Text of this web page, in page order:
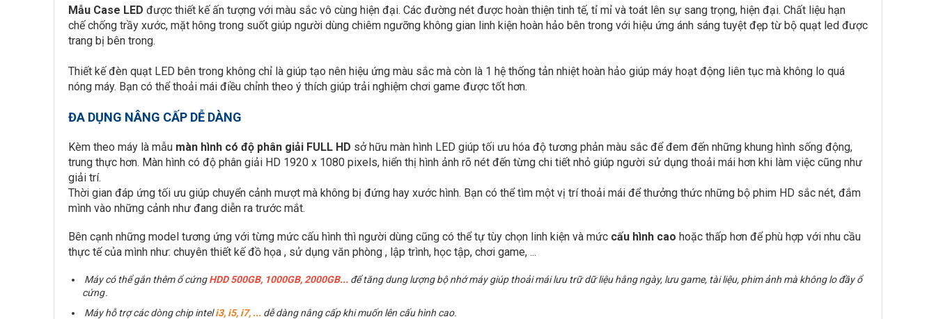
Mẫu Case LED được thiết kế ấn tượng với màu sắc vô cùng hiện đại. Các đường nét được hoàn thiện tinh tế, tỉ mỉ và toát lên sự sang trọng, hiện đại. Chất liệu hạn
chế chống trầy xước, mặt hông trong suốt giúp người dùng chiêm ngưỡng không gian linh kiện hoàn hảo bên trong với hiệu ứng ánh sáng tuyệt đẹp từ bộ quạt led được
trang bị bên trong.
Thiết kế đèn quạt LED bên trong không chỉ là giúp tạo nên hiệu ứng màu sắc mà còn là 1 hệ thống tản nhiệt hoàn hảo giúp máy hoạt động liên tục mà không lo quá
nóng máy. Bạn có thể thoải mái điều chỉnh theo ý thích giúp trải nghiệm chơi game được tốt hơn.
ĐA DỤNG NÂNG CẤP DỄ DÀNG
Kèm theo máy là mẫu màn hình có độ phân giải FULL HD sở hữu màn hình LED giúp tối ưu hóa độ tương phản màu sắc để đem đến những khung hình sống động,
trung thực hơn. Màn hình có độ phân giải HD 1920 x 1080 pixels, hiển thị hình ảnh rõ nét đến từng chi tiết nhỏ giúp người sử dụng thoải mái hơn khi làm việc cũng như
giải trí.
Thời gian đáp ứng tối ưu giúp chuyển cảnh mượt mà không bị đứng hay xước hình. Bạn có thể tìm một vị trí thoải mái để thưởng thức những bộ phim HD sắc nét, đắm
mình vào những cảnh như đang diễn ra trước mắt.
Bên cạnh những model tương ứng với từng mức cấu hình thì người dùng cũng có thể tự tùy chọn linh kiện và mức cấu hình cao hoặc thấp hơn để phù hợp với nhu cầu
thực tế của mình như: chuyên thiết kế đồ họa , sử dụng văn phòng , lập trình, học tập, chơi game, ...
Máy có thể gắn thêm ổ cứngHDD 500GB, 1000GB, 2000GB... để tăng dung lượng bộ nhớ máy giúp thoải mái lưu trữ dữ liệu hằng ngày, lưu game, tài liệu, phim ảnh mà không lo đầy ổ
cứng .
Máy hỗ trợ các dòng chip inteli3, i5, i7, ... dễ dàng nâng cấp khi muốn lên cấu hình cao.